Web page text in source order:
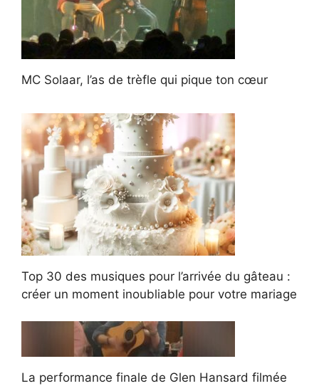
MC Solaar, l’as de trèfle qui pique ton cœur
Top 30 des musiques pour l’arrivée du gâteau :
créer un moment inoubliable pour votre mariage
La performance finale de Glen Hansard filmée